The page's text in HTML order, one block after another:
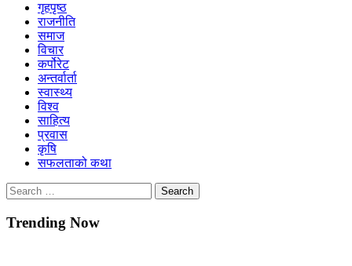
Himshikhar Online
गृहपृष्ठ
राजनीति
समाज
विचार
कर्पोरेट
अन्तर्वार्ता
स्वास्थ्य
विश्व
साहित्य
प्रवास
कृषि
सफलताको कथा
Search
for:
Trending Now